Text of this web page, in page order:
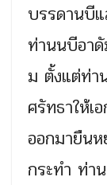
บรรดานบี
ท่านนบีอา
ม ตั้งแต่ท่า
ศรัทธาให้
ออกมายืน
กระทำ ท่า